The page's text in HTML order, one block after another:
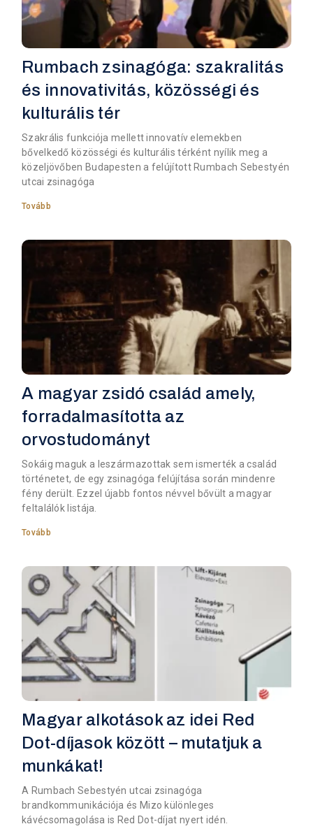
Rumbach zsinagóga: szakralitás
és innovativitás, közösségi és
kulturális tér
Szakrális funkciója mellett innovatív elemekben
bővelkedő közösségi és kulturális térként nyílik meg a
közeljövőben Budapesten a felújított Rumbach Sebestyén
utcai zsinagóga
Tovább
A magyar zsidó család amely,
forradalmasította az
orvostudományt
Sokáig maguk a leszármazottak sem ismerték a család
történetet, de egy zsinagóga felújítása során mindenre
fény derült. Ezzel újabb fontos névvel bővült a magyar
feltalálók listája.
Tovább
Magyar alkotások az idei Red
Dot-díjasok között – mutatjuk a
munkákat!
A Rumbach Sebestyén utcai zsinagóga
brandkommunikációja és Mizo különleges
kávécsomagolása is Red Dot-díjat nyert idén.